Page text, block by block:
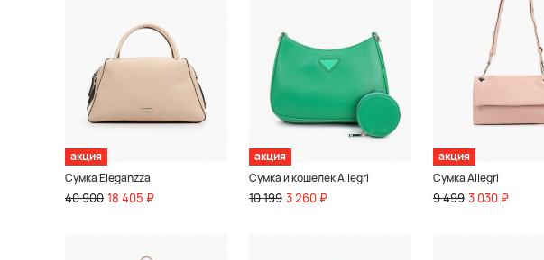
акция
Сумка Eleganzza
40 900 18 405 ₽
акция
Сумка и кошелек Allegri
10 199 3 260 ₽
акция
Сумка Allegri
9 499 3 030 ₽